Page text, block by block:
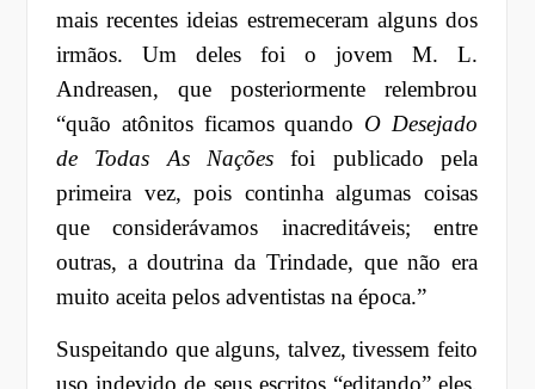
mais recentes ideias estremeceram alguns dos
irmãos. Um deles foi o jovem M. L.
Andreasen, que posteriormente relembrou
“quão atônitos ficamos quando O Desejado
de Todas As Nações foi publicado pela
primeira vez, pois continha algumas coisas
que considerávamos inacreditáveis; entre
outras, a doutrina da Trindade, que não era
muito aceita pelos adventistas na época.”
Suspeitando que alguns, talvez, tivessem feito
uso indevido de seus escritos “editando” eles,